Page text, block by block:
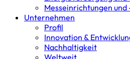
Messeinrichtungen
Unternehmen
Profil
Innovation &
Nachhaltigkeit